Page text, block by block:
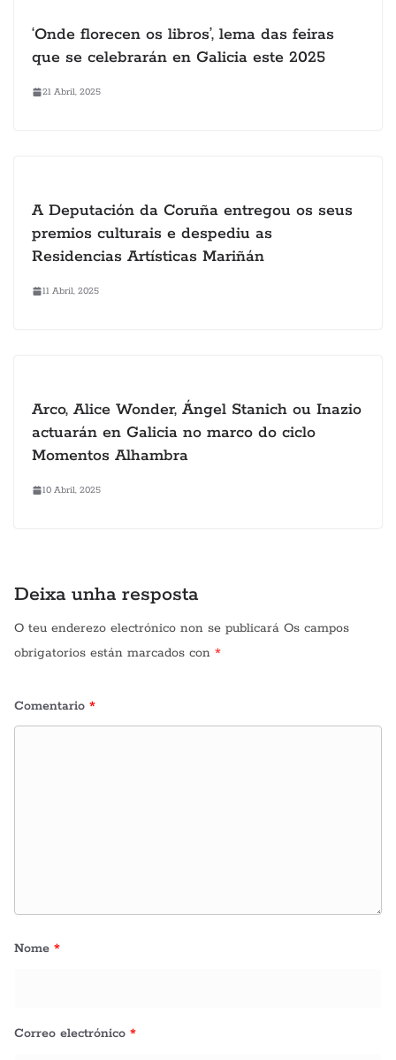
‘Onde florecen os libros’, lema das feiras
que se celebrarán en Galicia este 2025
21 Abril, 2025
A Deputación da Coruña entregou os seus
premios culturais e despediu as
Residencias Artísticas Mariñán
11 Abril, 2025
Arco, Alice Wonder, Ángel Stanich ou Inazio
actuarán en Galicia no marco do ciclo
Momentos Alhambra
10 Abril, 2025
Deixa unha resposta
O teu enderezo electrónico non se publicará Os campos
obrigatorios están marcados con *
Comentario *
Nome *
Correo electrónico *